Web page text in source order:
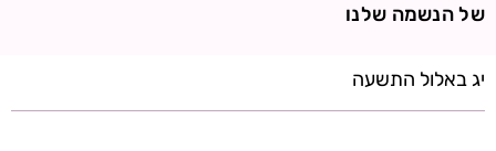
של הנשמה שלנו
יג באלול התשעה